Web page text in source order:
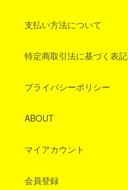
支払い方法について
特定商取引法に基づく表記
プライバシーポリシー
ABOUT
マイアカウント
会員登録